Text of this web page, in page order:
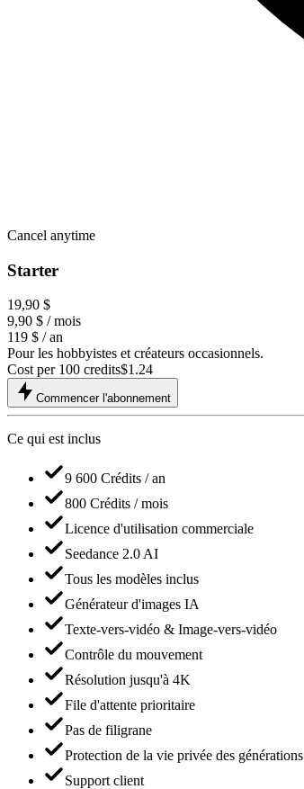
Cancel anytime
Starter
19,90 $
9,90 $ / mois
119 $ / an
Pour les hobbyistes et créateurs occasionnels.
Cost per 100 credits$1.24
Commencer l'abonnement
Ce qui est inclus
9 600 Crédits / an
800 Crédits / mois
Licence d'utilisation commerciale
Seedance 2.0 AI
Tous les modèles inclus
Générateur d'images IA
Texte-vers-vidéo & Image-vers-vidéo
Contrôle du mouvement
Résolution jusqu'à 4K
File d'attente prioritaire
Pas de filigrane
Protection de la vie privée des générations
Support client